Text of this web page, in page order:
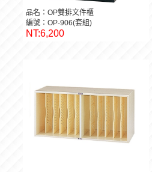
品名：OP雙排文件櫃
編號：OP-906(套組)
NT:6,200